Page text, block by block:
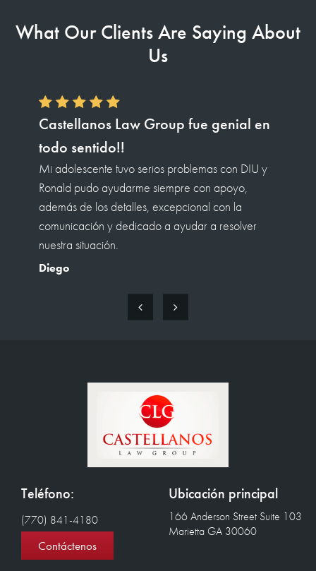
What Our Clients Are Saying About
Us
Roland Castellanos y todo su
personal fueron increíbles.
Cuando parecía que no había nada de
esperanza para mí y mi familia, produjeron
resultados positivos en nuestro caso de defensa
criminal. muy recomendable.
Johnny
Teléfono:
(770) 841-4180
Contáctenos
Ubicación principal
166 Anderson Street Suite 103
Marietta GA 30060